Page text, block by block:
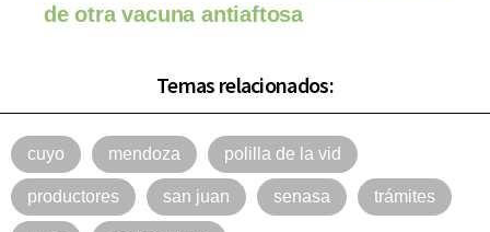
de otra vacuna antiaftosa
Temas relacionados:
cuyo mendoza polilla de la vid
productores san juan senasa trámites